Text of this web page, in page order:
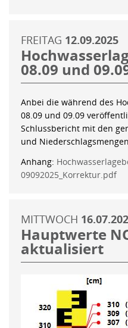
FREITAG 12.09.2025
08.09 und
Anbei die während des
08.09 und 09.09
Schlussbericht mit den
und Niederschlagsmengen.
Anhang:
09092025_Korrektur.pdf
MITTWOCH
Hauptwerte
aktualisiert